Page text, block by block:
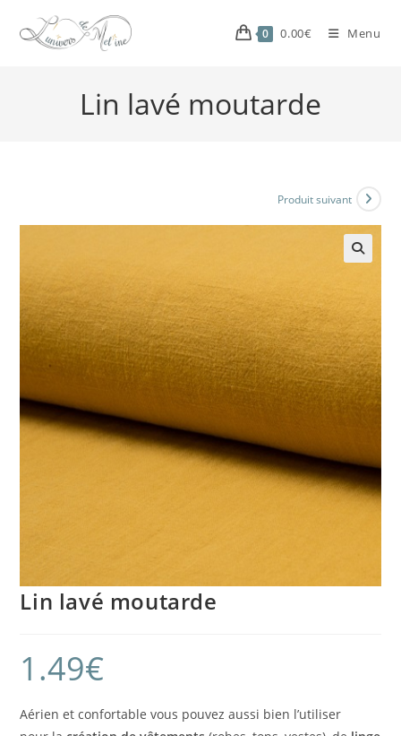
0 0.00€ Menu
Lin lavé moutarde
Produit suivant
Lin lavé moutarde
1.49€
Aérien et confortable vous pouvez aussi bien l’utiliser